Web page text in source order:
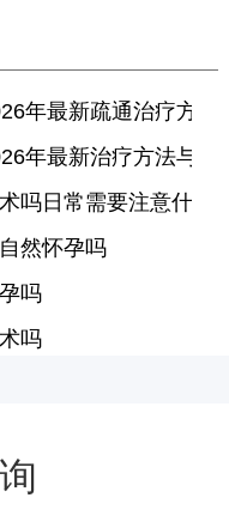
年最新疏通治疗方法
年最新治疗方法与检
吗日常需要注意什么
然怀孕吗
吗
吗